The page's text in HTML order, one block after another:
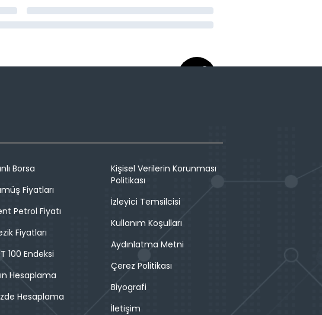
Borsa
Fiyatları
Petrol Fiyatı
Fiyatları
100 Endeksi
Hesaplama
Hesaplama
Kişisel Verilerin Korunması
Politikası
İzleyici Temsilcisi
Kullanım Koşulları
Aydınlatma Metni
Çerez Politikası
Biyografi
İletişim